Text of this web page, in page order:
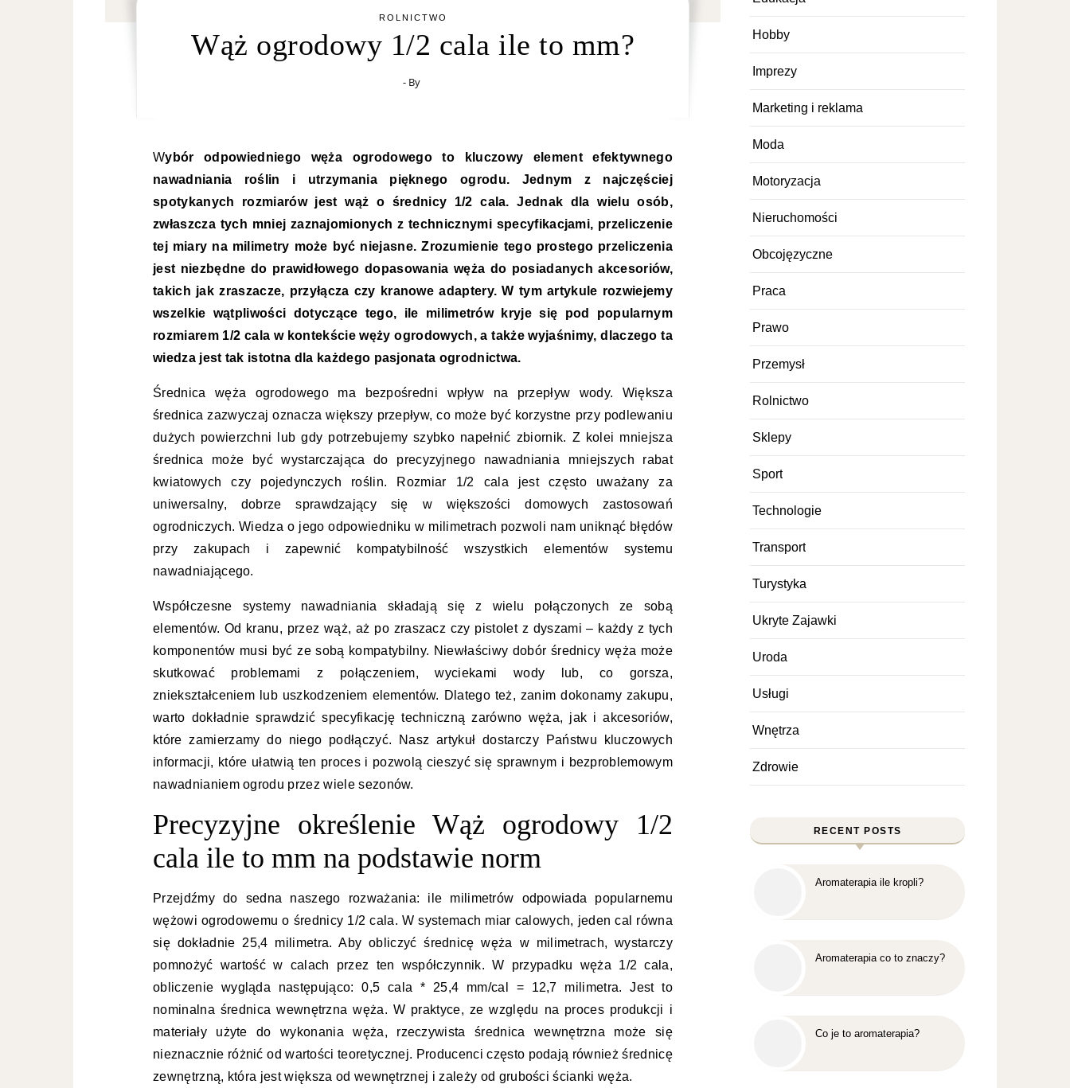
ROLNICTWO
Wąż ogrodowy 1/2 cala ile to mm?
- By
Wybór odpowiedniego węża ogrodowego to kluczowy element efektywnego
nawadniania roślin i utrzymania pięknego ogrodu. Jednym z najczęściej
spotykanych rozmiarów jest wąż o średnicy 1/2 cala. Jednak dla wielu osób,
zwłaszcza tych mniej zaznajomionych z technicznymi specyfikacjami, przeliczenie
tej miary na milimetry może być niejasne. Zrozumienie tego prostego przeliczenia
jest niezbędne do prawidłowego dopasowania węża do posiadanych akcesoriów,
takich jak zraszacze, przyłącza czy kranowe adaptery. W tym artykule rozwiejemy
wszelkie wątpliwości dotyczące tego, ile milimetrów kryje się pod popularnym
rozmiarem 1/2 cala w kontekście węży ogrodowych, a także wyjaśnimy, dlaczego ta
wiedza jest tak istotna dla każdego pasjonata ogrodnictwa.
Średnica węża ogrodowego ma bezpośredni wpływ na przepływ wody. Większa
średnica zazwyczaj oznacza większy przepływ, co może być korzystne przy podlewaniu
dużych powierzchni lub gdy potrzebujemy szybko napełnić zbiornik. Z kolei mniejsza
średnica może być wystarczająca do precyzyjnego nawadniania mniejszych rabat
kwiatowych czy pojedynczych roślin. Rozmiar 1/2 cala jest często uważany za
uniwersalny, dobrze sprawdzający się w większości domowych zastosowań
ogrodniczych. Wiedza o jego odpowiedniku w milimetrach pozwoli nam uniknąć błędów
przy zakupach i zapewnić kompatybilność wszystkich elementów systemu
nawadniającego.
Współczesne systemy nawadniania składają się z wielu połączonych ze sobą
elementów. Od kranu, przez wąż, aż po zraszacz czy pistolet z dyszami – każdy z tych
komponentów musi być ze sobą kompatybilny. Niewłaściwy dobór średnicy węża może
skutkować problemami z połączeniem, wyciekami wody lub, co gorsza,
zniekształceniem lub uszkodzeniem elementów. Dlatego też, zanim dokonamy zakupu,
warto dokładnie sprawdzić specyfikację techniczną zarówno węża, jak i akcesoriów,
które zamierzamy do niego podłączyć. Nasz artykuł dostarczy Państwu kluczowych
informacji, które ułatwią ten proces i pozwolą cieszyć się sprawnym i bezproblemowym
nawadnianiem ogrodu przez wiele sezonów.
Precyzyjne określenie Wąż ogrodowy 1/2
cala ile to mm na podstawie norm
Przejdźmy do sedna naszego rozważania: ile milimetrów odpowiada popularnemu
wężowi ogrodowemu o średnicy 1/2 cala. W systemach miar calowych, jeden cal równa
się dokładnie 25,4 milimetra. Aby obliczyć średnicę węża w milimetrach, wystarczy
pomnożyć wartość w calach przez ten współczynnik. W przypadku węża 1/2 cala,
obliczenie wygląda następująco: 0,5 cala * 25,4 mm/cal = 12,7 milimetra. Jest to
nominalna średnica wewnętrzna węża. W praktyce, ze względu na proces produkcji i
materiały użyte do wykonania węża, rzeczywista średnica wewnętrzna może się
nieznacznie różnić od wartości teoretycznej. Producenci często podają również średnicę
zewnętrzną, która jest większa od wewnętrznej i zależy od grubości ścianki węża.
Hobby
Imprezy
Marketing i reklama
Moda
Motoryzacja
Nieruchomości
Obcojęzyczne
Praca
Prawo
Przemysł
Rolnictwo
Sklepy
Sport
Technologie
Transport
Turystyka
Ukryte Zajawki
Uroda
Usługi
Wnętrza
Zdrowie
RECENT POSTS
Aromaterapia ile kropli?
Aromaterapia co to znaczy?
Co je to aromaterapia?